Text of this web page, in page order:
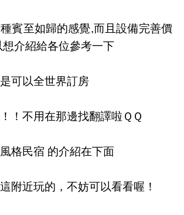
賓至如歸的感覺,而且設備完善價
介紹給各位參考一下
可以全世界訂房
！不用在那邊找翻譯啦ＱＱ
格民宿 的介紹在下面
附近玩的，不妨可以看看喔！